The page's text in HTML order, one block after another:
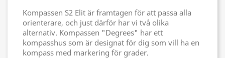
Kompassen S2 Elit är framtagen för att passa alla
orienterare, och just därför har vi två olika
alternativ. Kompassen "Degrees" har ett
kompasshus som är designat för dig som vill ha en
kompass med markering för grader.